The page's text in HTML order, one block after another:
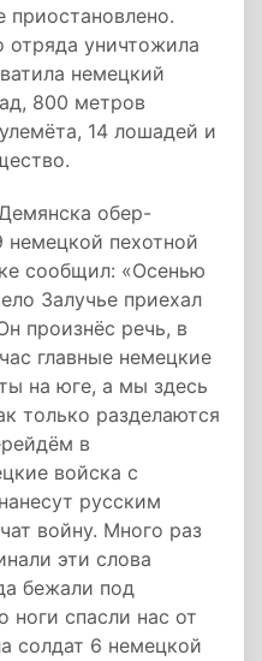
приостановлено.
отряда уничтожила
немецкий
800 метров
14 лошадей и
обер-
пехотной
сообщил: «Осенью
Залучье приехал
произнёс речь, в
главные немецкие
на юге, а мы здесь
только разделаются
в
войска с
русским
войну. Много раз
эти слова
бежали под
ноги спасли нас от
солдат 6 немецкой